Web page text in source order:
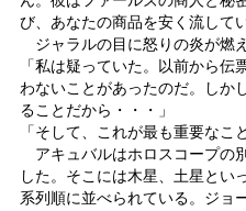
び、あなたの商品を安く流して
ジャラルの目に怒りの炎が燃
「私は疑っていた。以前から伝
わないことがあったのだ。しか
ることだから・・・」
「そして、これが最も重要なこ
アキュバルはホロスコープの
した。そこには木星、土星とい
系列順に並べられている。ジョ